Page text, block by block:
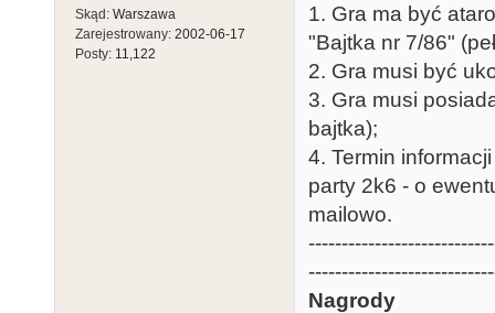
Skąd: Warszawa
Zarejestrowany: 2002-06-17
Posty: 11,122
1. Gra ma być
"Bajtka nr 7/86"
2. Gra musi być
3. Gra musi
bajtka);
4. Termin
party 2k6 - o
mailowo.
Nagrody